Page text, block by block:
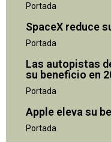
Portada
SpaceX reduce
Portada
Las autopistas
su beneficio en
Portada
Apple eleva su
Portada